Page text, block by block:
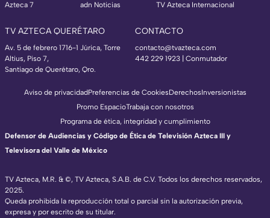
Azteca 7
adn Noticias
TV Azteca Internacional
TV AZTECA QUERÉTARO
Av. 5 de febrero 1716-1 Júrica, Torre
Altius, Piso 7,
Santiago de Querétaro, Qro.
CONTACTO
contacto@tvazteca.com
442 229 1923 | Conmutador
TV Azteca, M.R. & ©, TV Azteca, S.A.B. de C.V. Todos los derechos reservados,
2025.
Queda prohibida la reproducción total o parcial sin la autorización previa,
expresa y por escrito de su titular.
Aviso de privacidadPreferencias de CookiesDerechosInversionistas
Promo EspacioTrabaja con nosotros
Programa de ética, integridad y cumplimiento
Defensor de Audiencias y Código de Ética de Televisión Azteca III y
Televisora del Valle de México